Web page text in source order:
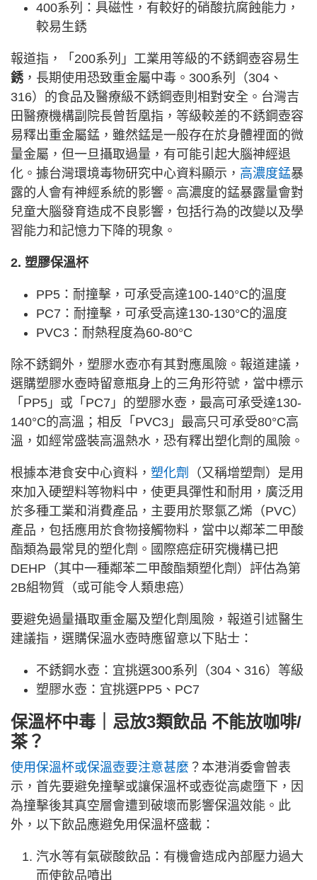
400系列：具磁性，有較好的硝酸抗腐蝕能力，
較易生銹
報道指，「200系列」工業用等級的不銹鋼壺容易生
銹 ，長期使用恐致重金屬中毒。300系列（304、
316）的食品及醫療級不銹鋼壺則相對安全。台灣吉
田醫療機構副院長曾哲凰指，等級較差的不銹鋼壺容
易釋出重金屬錳，雖然錳是一般存在於身體裡面的微
量金屬，但一旦攝取過量，有可能引起大腦神經退
化。據台灣環境毒物研究中心資料顯示， 高濃度錳暴
露的人會有神經系統的影響。高濃度的錳暴露量會對
兒童大腦發育造成不良影響，包括行為的改變以及學
習能力和記憶力下降的現象。
2. 塑膠保溫杯
PP5：耐撞擊，可承受高達100-140°C的溫度
PC7：耐撞擊，可承受高達130-130°C的溫度
PVC3：耐熱程度為60-80°C
除不銹鋼外，塑膠水壺亦有其對應風險。報道建議，
選購塑膠水壺時留意瓶身上的三角形符號，當中標示
「PP5」或「PC7」的塑膠水壺，最高可承受達130-
140°C的高溫；相反「PVC3」最高只可承受80°C高
溫，如經常盛裝高溫熱水，恐有釋出塑化劑的風險。
根據本港食安中心資料， 塑化劑
（又稱增塑劑）是用
來加入硬塑料等物料中，使更具彈性和耐用，廣泛用
於多種工業和消費產品，主要用於聚氯乙烯（PVC）
產品，包括應用於食物接觸物料，當中以鄰苯二甲酸
酯類為最常見的塑化劑。國際癌症研究機構已把
DEHP（其中一種鄰苯二甲酸酯類塑化劑）評估為第
2B組物質（或可能令人類患癌）
要避免過量攝取重金屬及塑化劑風險，報道引述醫生
建議指，選購保溫水壺時應留意以下貼士：
不銹鋼水壺：宜挑選300系列（304、316）等級
塑膠水壺：宜挑選PP5、PC7
保溫杯中毒｜忌放3類飲品 不能放咖啡/
茶？
使用保溫杯或保溫壺要注意甚麼 ？本港消委會曾表
示，首先要避免撞擊或讓保溫杯或壺從高處墮下，因
為撞擊後其真空層會遭到破壞而影響保溫效能。此
外，以下飲品應避免用保溫杯盛載：
汽水等有氣碳酸飲品：有機會造成內部壓力過大
而使飲品噴出